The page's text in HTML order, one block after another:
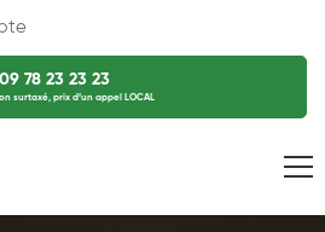
09 78 23 23 23
surtaxé, prix d’un appel LOCAL